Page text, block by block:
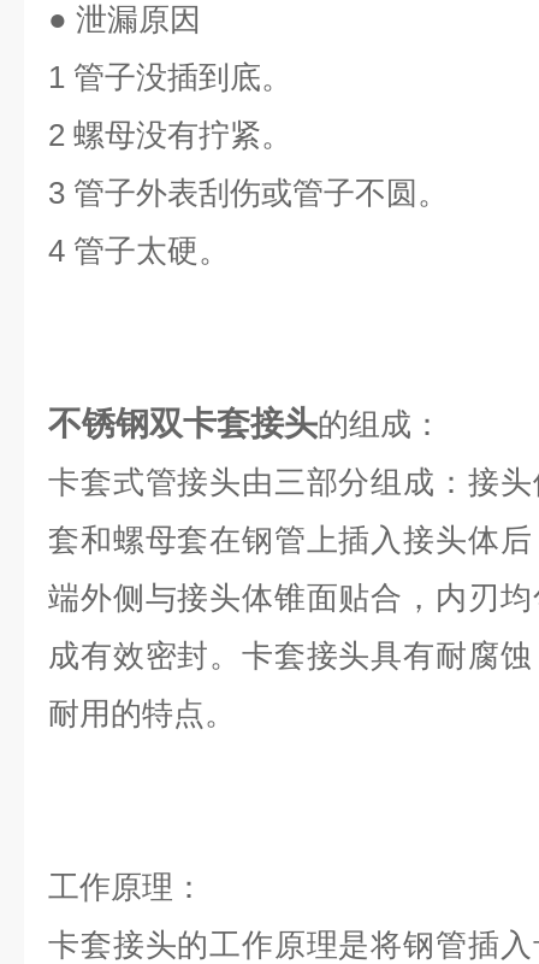
● 泄漏原因
1 管子没插到底。
2 螺母没有拧紧。
3 管子外表刮伤或管子不圆。
4 管子太硬。
不锈钢双卡套接头的组成：
卡套式管接头由三部分组成：接
套和螺母套在钢管上插入接头体
端外侧与接头体锥面贴合，内刃
成有效密封。卡套接头具有耐腐
耐用的特点。
工作原理：
卡套接头的工作原理是将钢管插